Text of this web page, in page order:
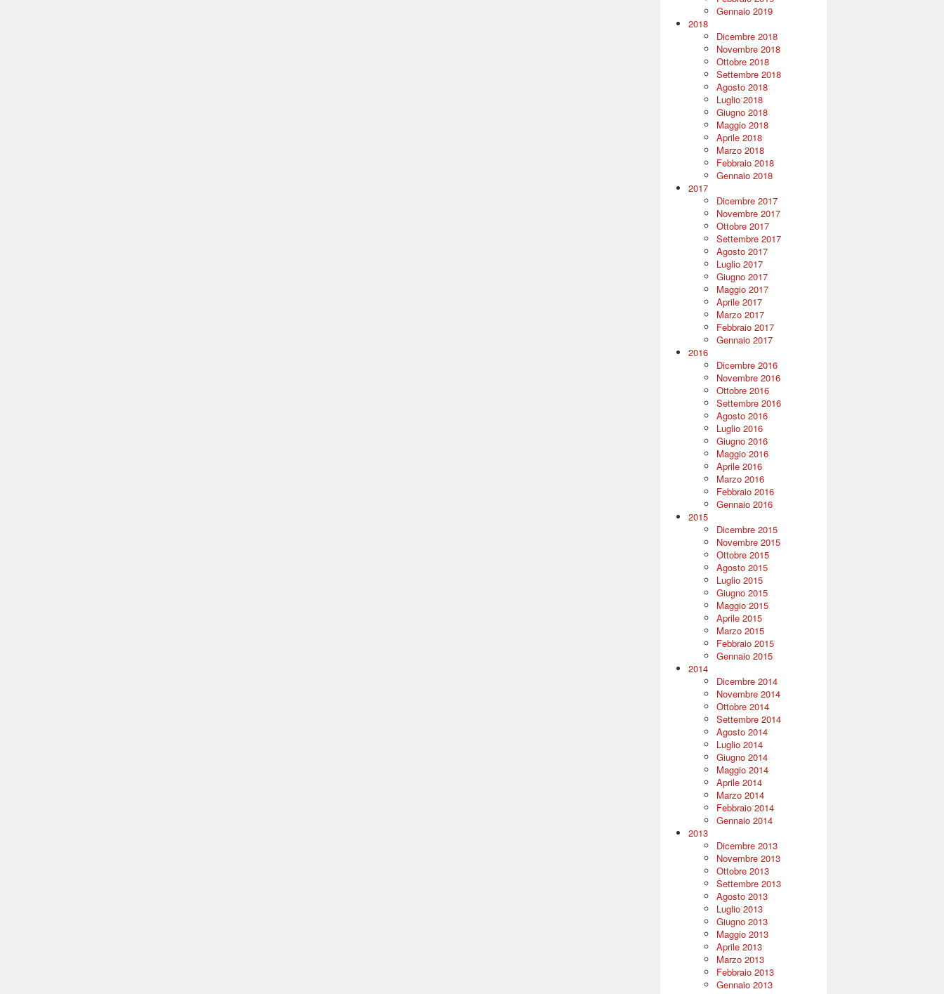
Gennaio 2019
2018
Dicembre 2018
Novembre 2018
Ottobre 2018
Settembre 2018
Agosto 2018
Luglio 2018
Giugno 2018
Maggio 2018
Aprile 2018
Marzo 2018
Febbraio 2018
Gennaio 2018
2017
Dicembre 2017
Novembre 2017
Ottobre 2017
Settembre 2017
Agosto 2017
Luglio 2017
Giugno 2017
Maggio 2017
Aprile 2017
Marzo 2017
Febbraio 2017
Gennaio 2017
2016
Dicembre 2016
Novembre 2016
Ottobre 2016
Settembre 2016
Agosto 2016
Luglio 2016
Giugno 2016
Maggio 2016
Aprile 2016
Marzo 2016
Febbraio 2016
Gennaio 2016
2015
Dicembre 2015
Novembre 2015
Ottobre 2015
Agosto 2015
Luglio 2015
Giugno 2015
Maggio 2015
Aprile 2015
Marzo 2015
Febbraio 2015
Gennaio 2015
2014
Dicembre 2014
Novembre 2014
Ottobre 2014
Settembre 2014
Agosto 2014
Luglio 2014
Giugno 2014
Maggio 2014
Aprile 2014
Marzo 2014
Febbraio 2014
Gennaio 2014
2013
Dicembre 2013
Novembre 2013
Ottobre 2013
Settembre 2013
Agosto 2013
Luglio 2013
Giugno 2013
Maggio 2013
Aprile 2013
Marzo 2013
Febbraio 2013
Gennaio 2013